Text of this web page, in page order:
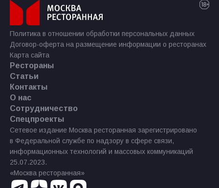
Политика в отношении обработки персональных данных
Договор-оферта на размещение информации о ресторанах
Карта сайта
Рестораны
Статьи
Контакты
О нас
Сотрудничество
Спецпроекты
Сетевое издание Москва ресторанная зарегистрировано
в Федеральной службе по надзору в сфере связи,
информационных технологий и массовых коммуникаций
25.07.2023.
«Москва ресторанная»